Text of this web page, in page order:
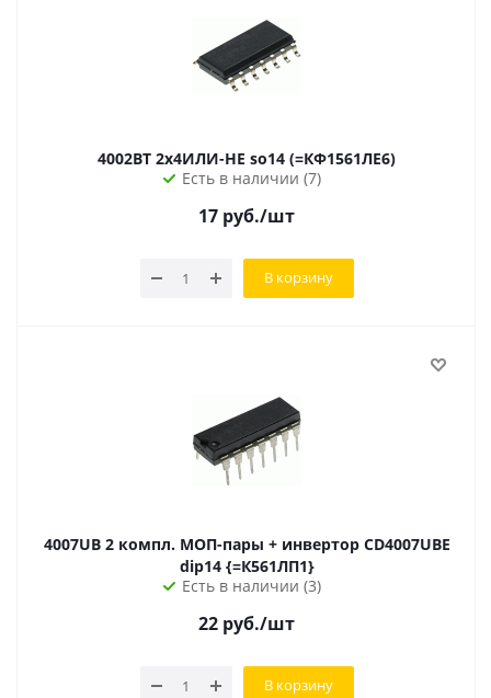
4002BT 2x4ИЛИ-НЕ so14 (=КФ1561ЛЕ6)
Есть в наличии (7)
17 руб./шт
В корзину
4007UB 2 компл. МОП-пары + инвертор CD4007UBE
dip14 {=К561ЛП1}
Есть в наличии (3)
22 руб./шт
В корзину